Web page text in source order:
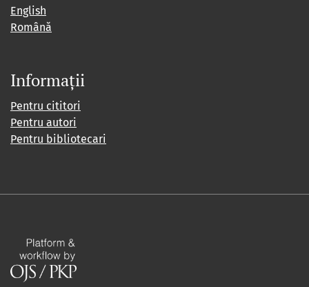
English
Română
Informații
Pentru cititori
Pentru autori
Pentru bibliotecari